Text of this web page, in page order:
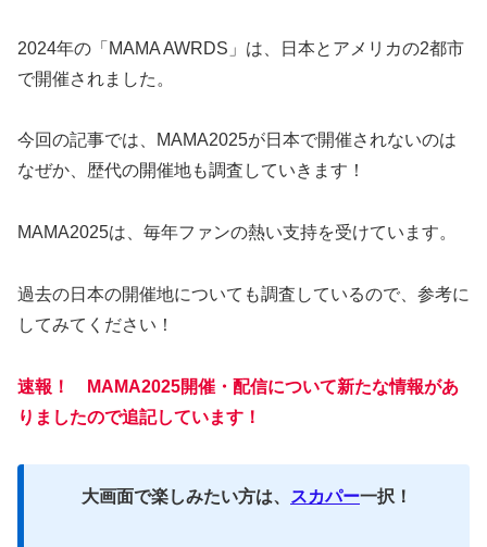
2024年の「MAMA AWRDS」は、日本とアメリカの2都市
で開催されました。
今回の記事では、MAMA2025が日本で開催されないのは
なぜか、歴代の開催地も調査していきます！
MAMA2025は、毎年ファンの熱い支持を受けています。
過去の日本の開催地についても調査しているので、参考に
してみてください！
速報！ MAMA2025開催・配信について新たな情報があ
りましたので追記しています！
大画面で楽しみたい方は、 スカパー一択！